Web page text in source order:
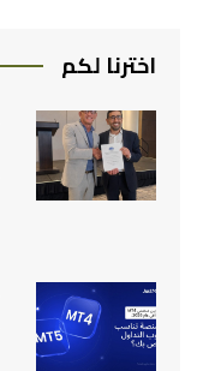
اخترنا لكم